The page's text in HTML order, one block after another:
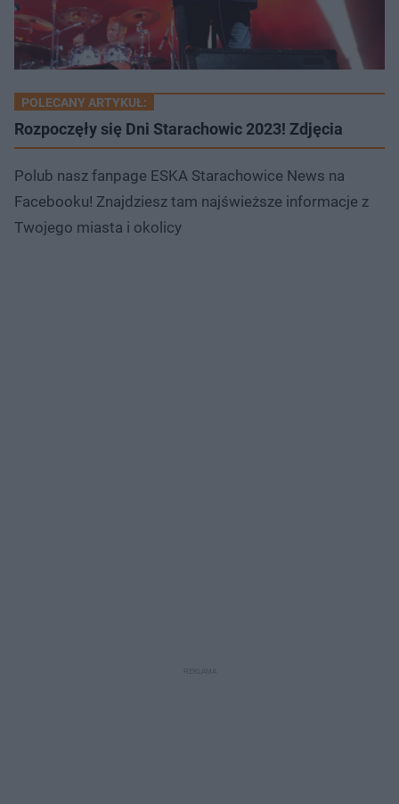
POLECANY ARTYKUŁ:
Rozpoczęły się Dni Starachowic 2023! Zdjęcia
Polub nasz fanpage ESKA Starachowice News na
Facebooku! Znajdziesz tam najświeższe informacje z
Twojego miasta i okolicy